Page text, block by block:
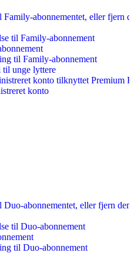
abonnementet, eller fjern
til Family-abonnement
til Family-abonnement
til unge lyttere
konto tilknyttet Premium
konto
abonnementet, eller fjern dem
til Duo-abonnement
til Duo-abonnement